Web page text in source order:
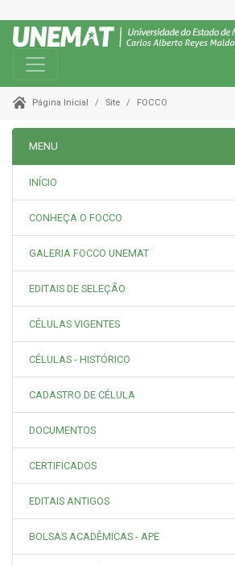
Toggle navigation
Página Inicial Site FOCCO
MENU
INÍCIO
CONHEÇA O FOCCO
GALERIA FOCCO UNEMAT
EDITAIS DE SELEÇÃO
CÉLULAS VIGENTES
CÉLULAS - HISTÓRICO
CADASTRO DE CÉLULA
DOCUMENTOS
CERTIFICADOS
EDITAIS ANTIGOS
BOLSAS ACADÊMICAS - APE